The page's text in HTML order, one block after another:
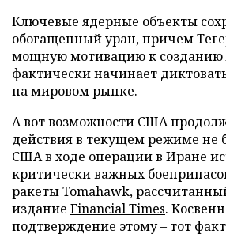
Ключевые ядерные объекты
обогащенный уран, причем
мощную мотивацию к созданию
фактически начинает
на мировом рынке.
А вот возможности США
действия в текущем режиме не
США в ходе операции в Иране
критически важных
ракеты Tomahawk,
издание Financial Times.
подтверждение этому – тот